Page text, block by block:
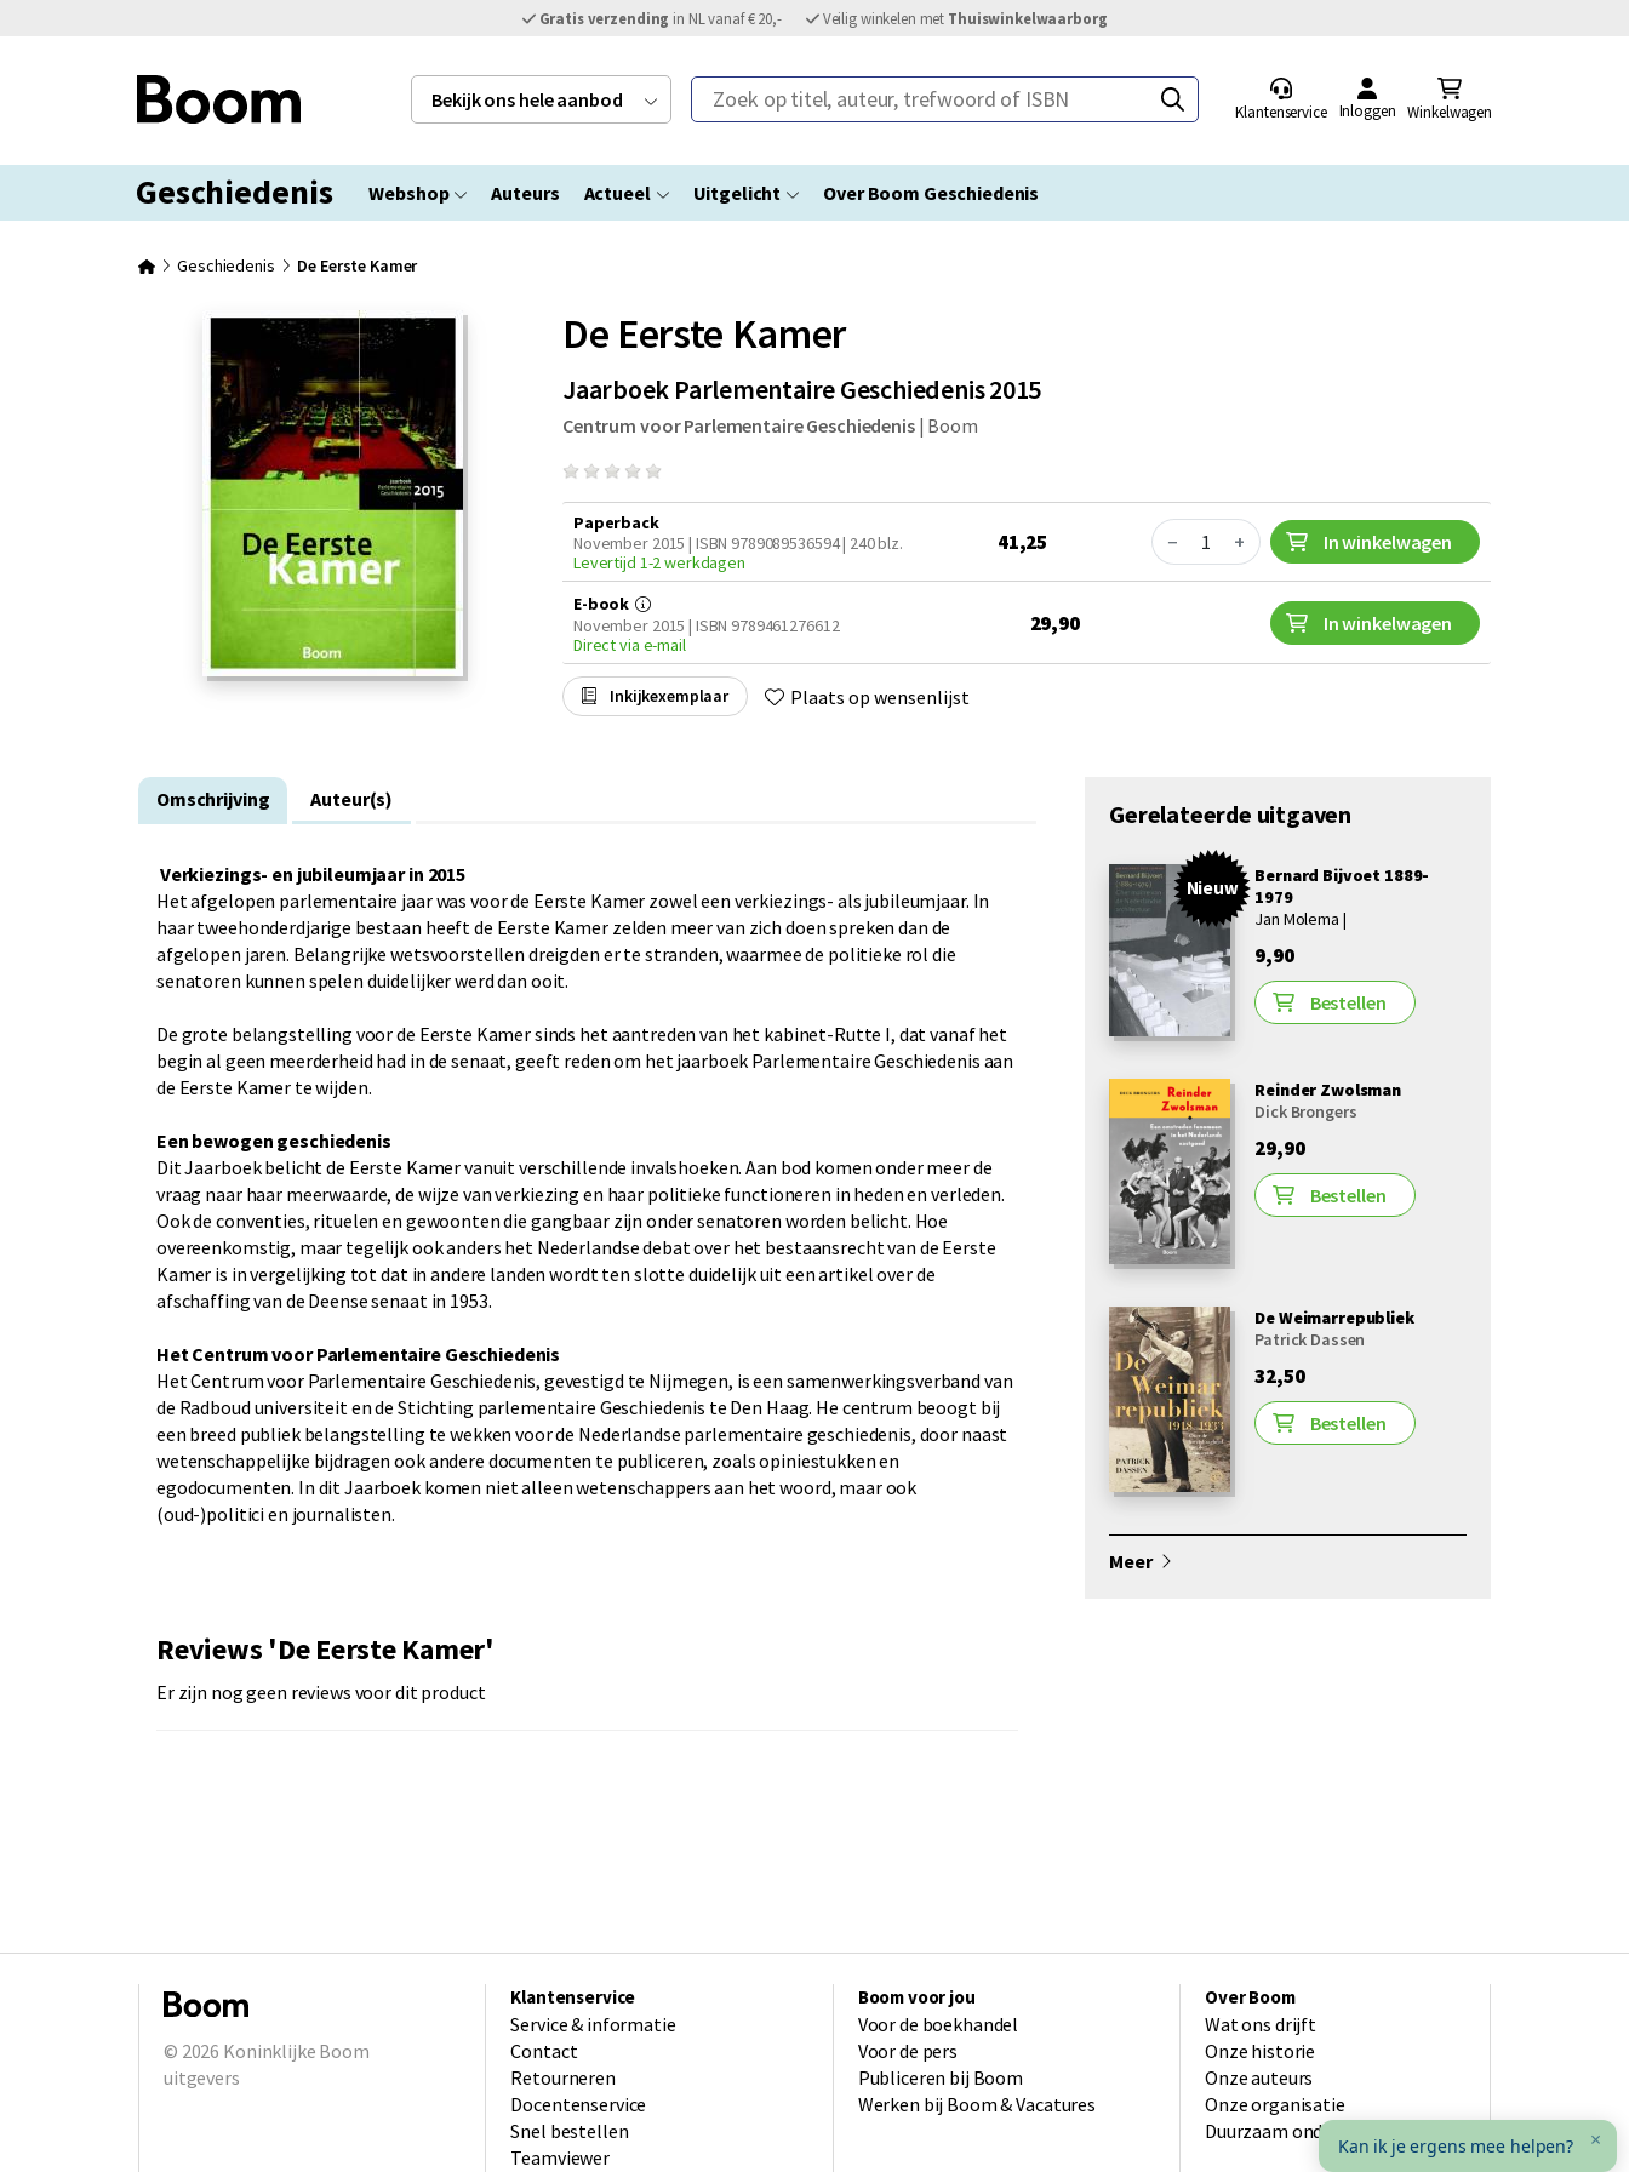
Gratis verzending in NL vanaf € 20,- Veilig winkelen met Thuiswinkelwaarborg
Bekijk ons hele aanbod Zoek op titel, auteur, trefwoord of ISBN
Klantenservice Inloggen Winkelwagen
Geschiedenis Webshop Auteurs Actueel Uitgelicht Over Boom Geschiedenis
Geschiedenis De Eerste Kamer
De Eerste Kamer
Jaarboek Parlementaire Geschiedenis 2015
Centrum voor Parlementaire Geschiedenis| Boom
Paperback
November 2015 | ISBN 9789089536594| 240 blz.
Levertijd 1-2 werkdagen
41,25 Quantity
− + In winkelwagen
E-book
November 2015 | ISBN 9789461276612
Direct via e-mail
29,90 In winkelwagen
Inkijkexemplaar Plaats op wensenlijst
Omschrijving Auteur(s)
Verkiezings- en jubileumjaar in 2015
Het afgelopen parlementaire jaar was voor de Eerste Kamer zowel een verkiezings- als jubileumjaar. In
haar tweehonderdjarige bestaan heeft de Eerste Kamer zelden meer van zich doen spreken dan de
afgelopen jaren. Belangrijke wetsvoorstellen dreigden er te stranden, waarmee de politieke rol die
senatoren kunnen spelen duidelijker werd dan ooit.
De grote belangstelling voor de Eerste Kamer sinds het aantreden van het kabinet-Rutte I, dat vanaf het
begin al geen meerderheid had in de senaat, geeft reden om het jaarboek Parlementaire Geschiedenis aan
de Eerste Kamer te wijden.
Een bewogen geschiedenis
Dit Jaarboek belicht de Eerste Kamer vanuit verschillende invalshoeken. Aan bod komen onder meer de
vraag naar haar meerwaarde, de wijze van verkiezing en haar politieke functioneren in heden en verleden.
Ook de conventies, rituelen en gewoonten die gangbaar zijn onder senatoren worden belicht. Hoe
overeenkomstig, maar tegelijk ook anders het Nederlandse debat over het bestaansrecht van de Eerste
Kamer is in vergelijking tot dat in andere landen wordt ten slotte duidelijk uit een artikel over de
afschaffing van de Deense senaat in 1953.
Het Centrum voor Parlementaire Geschiedenis
Het Centrum voor Parlementaire Geschiedenis, gevestigd te Nijmegen, is een samenwerkingsverband van
de Radboud universiteit en de Stichting parlementaire Geschiedenis te Den Haag. He centrum beoogt bij
een breed publiek belangstelling te wekken voor de Nederlandse parlementaire geschiedenis, door naast
wetenschappelijke bijdragen ook andere documenten te publiceren, zoals opiniestukken en
egodocumenten. In dit Jaarboek komen niet alleen wetenschappers aan het woord, maar ook
(oud-)politici en journalisten.
Reviews 'De Eerste Kamer'
Er zijn nog geen reviews voor dit product
Gerelateerde uitgaven
Nieuw
Bernard Bijvoet 1889-
1979
Jan Molema |
9,90
Bestellen
Reinder Zwolsman
Dick Brongers
29,90
Bestellen
De Weimarrepubliek
Patrick Dassen
32,50
Bestellen
Meer
© 2026 Koninklijke Boom
uitgevers
Klantenservice
Service & informatie
Contact
Retourneren
Docentenservice
Snel bestellen
Teamviewer
Boom voor jou
Voor de boekhandel
Voor de pers
Publiceren bij Boom
Werken bij Boom & Vacatures
Over Boom
Wat ons drijft
Onze historie
Onze auteurs
Onze organisatie
Duurzaam ondernemen
Kan ik je ergens mee helpen? ×